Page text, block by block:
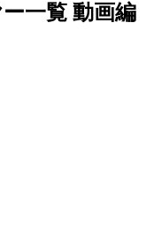
一覧 動画編